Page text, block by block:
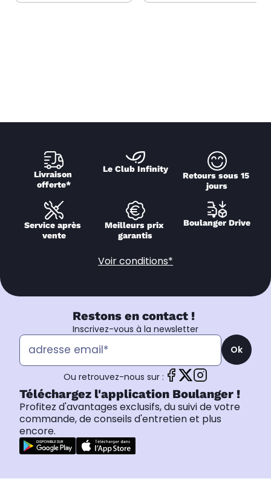
Livraison
offerte*
Le Club Infinity
Retours sous 15
jours
Service après
vente
Meilleurs prix
garantis
Boulanger Drive
Voir conditions*
Restons en contact !
Inscrivez-vous à la newsletter
Ok
Ou retrouvez-nous sur :
Téléchargez l'application Boulanger !
Profitez d'avantages exclusifs, du suivi de votre
commande, de conseils d'entretien et plus
encore.